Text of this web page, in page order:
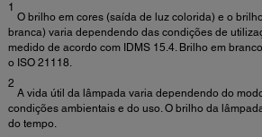
1
O brilho em cores (saída de luz colorida) e o
branca) varia dependendo das condições de
medido de acordo com IDMS 15.4. Brilho em
o ISO 21118.
2
A vida útil da lâmpada varia dependendo do
condições ambientais e do uso. O brilho da
do tempo.